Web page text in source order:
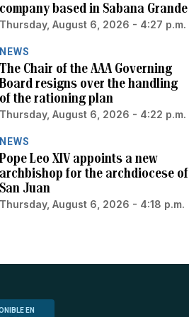
company based in Sabana Grande
Thursday, August 6, 2026 - 4:27 p.m.
NEWS
The Chair of the AAA Governing
Board resigns over the handling
of the rationing plan
Thursday, August 6, 2026 - 4:22 p.m.
NEWS
Pope Leo XIV appoints a new
archbishop for the archdiocese of
San Juan
Thursday, August 6, 2026 - 4:18 p.m.
EN